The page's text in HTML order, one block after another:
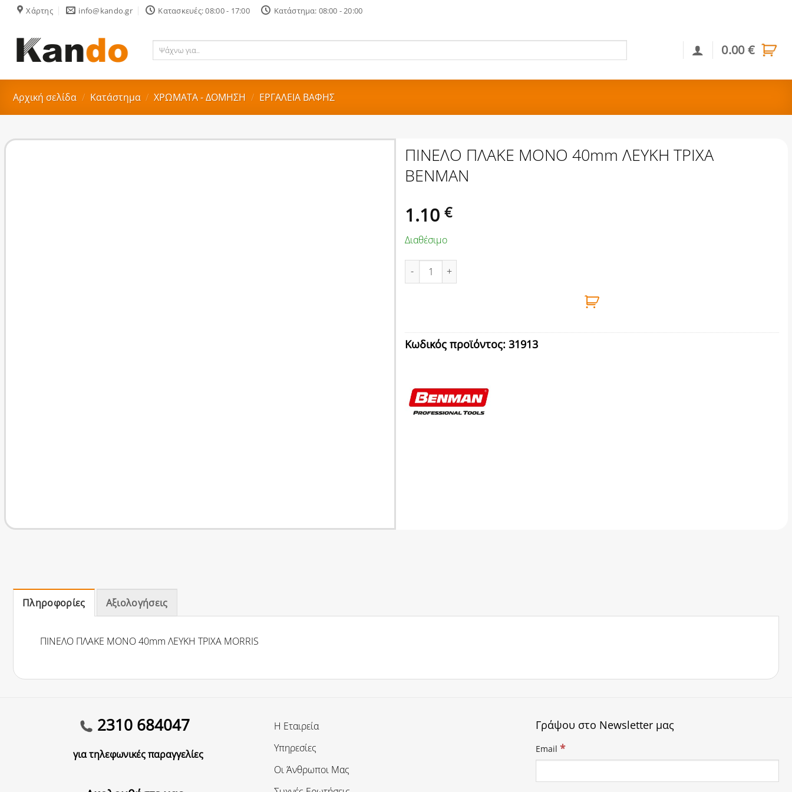
Skip
content
Χάρτης info@kando.gr Κατασκευές: 08:00 - 17:00 Κατάστημα: 08:00 - 20:00
Ψάχνω
0.00€
Αρχική σελίδα / Κατάστημα / ΧΡΩΜΑΤΑ - ΔΟΜΗΣΗ / ΕΡΓΑΛΕΙΑ ΒΑΦΗΣ
ΠΙΝΕΛΟ ΠΛΑΚΕ ΜΟΝΟ 40mm ΛΕΥΚΗ ΤΡΙΧΑ
BENMAN
1.10 €
Διαθέσιμο
ΠΙΝΕΛΟ ΠΛΑΚΕ ΜΟΝΟ 40mm ΛΕΥΚΗ ΤΡΙΧΑ BENMAN ποσότητα
Κωδικός προϊόντος: 31913
Πληροφορίες Αξιολογήσεις
ΠΙΝΕΛΟ ΠΛΑΚΕ ΜΟΝΟ 40mm ΛΕΥΚΗ ΤΡΙΧΑ MORRIS
2310 684047
για τηλεφωνικές παραγγελίες
Η Εταιρεία
Υπηρεσίες
Οι Άνθρωποι Μας
Γράψου στο Newsletter μας
Email *